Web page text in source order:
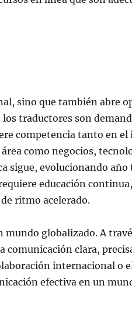
sino que también abre
traductores son
competencia tanto en
como negocios,
sigue, evolucionando
educación
ritmo acelerado.
globalizado. A
comunicación clara,
internacional o
efectiva en un